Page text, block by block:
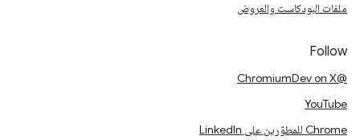
ملفات البودكاست والعروض
Follow
@ChromiumDev on X
YouTube
Chrome للمطوّرين على LinkedIn